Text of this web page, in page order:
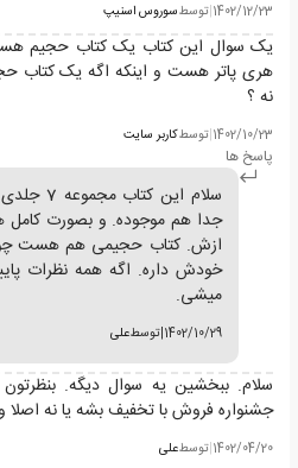
1402/12/23
|توسطسوروس اسنیپ
یک سوال این کتاب یک کتاب حجیم
هری پاتر هست و اینکه اگه یک کتاب
نه ؟
1402/10/23
|توسطکاربر سایت
پاسخ ها
سلام
جدا هم موجوده. و بصورت کامل
خودش داره. اگه همه نظرات
میشی.
1402/10/29
|توسطعلی
سلام. ببخشین یه سوال دیگه.
جشنواره فروش با تخفیف بشه یا نه اصلا
1402/04/20
|توسطعلی